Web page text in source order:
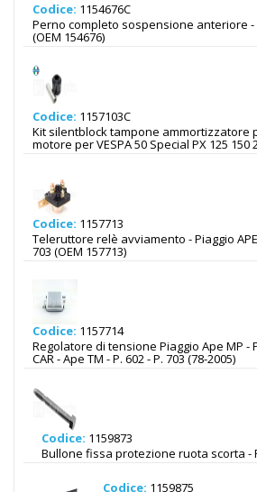
Codice: 1154676C
Perno completo sospensione anteriore -
(OEM 154676)
Codice: 1157103C
Kit silentblock tampone ammortizzatore
motore per VESPA 50 Special PX 125 150
Codice: 1157713
Teleruttore relè avviamento - Piaggio APE
703 (OEM 157713)
Codice: 1157714
Regolatore di tensione Piaggio Ape MP -
CAR - Ape TM - P. 602 - P. 703 (78-2005)
Codice: 1159873
Bullone fissa protezione ruota scorta -
Codice: 1159875